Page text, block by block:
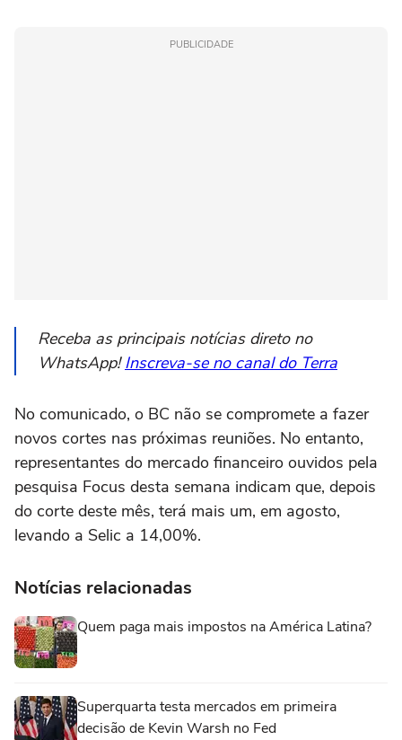
PUBLICIDADE
Receba as principais notícias direto no
WhatsApp!Inscreva-se no canal do Terra
No comunicado, o BC não se compromete a fazer
novos cortes nas próximas reuniões. No entanto,
representantes do mercado financeiro ouvidos pela
pesquisa Focus desta semana indicam que, depois
do corte deste mês, terá mais um, em agosto,
levando ⁠a Selic a 14,00%.
Notícias relacionadas
Quem paga mais impostos na América Latina?
Superquarta testa mercados em primeira
decisão de Kevin Warsh no Fed